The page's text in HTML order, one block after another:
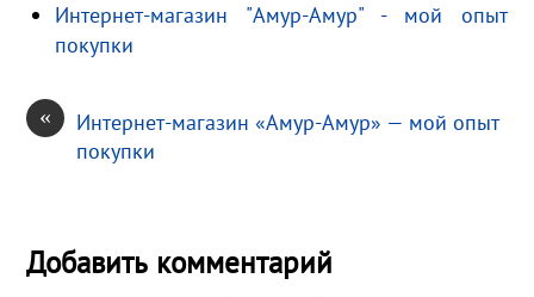
Интернет-магазин "Амур-Амур" - мой опыт
покупки
«
Интернет-магазин «Амур-Амур» — мой опыт
покупки
Добавить комментарий